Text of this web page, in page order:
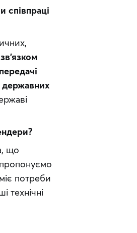
співпраці
державних
що
потреби
технічні